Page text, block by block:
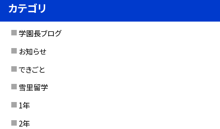
カテゴリ
学園長ブログ
お知らせ
できごと
雪里留学
1年
2年